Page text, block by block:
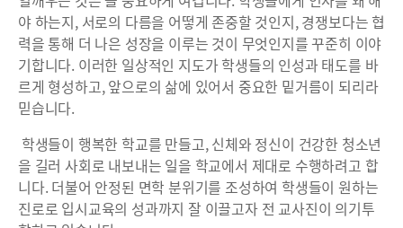
야 하는지, 서로의 다름을 어떻게 존중할 것인지, 경쟁보다는 협
력을 통해 더 나은 성장을 이루는 것이 무엇인지를 꾸준히 이야
기합니다. 이러한 일상적인 지도가 학생들의 인성과 태도를 바
르게 형성하고, 앞으로의 삶에 있어서 중요한 밑거름이 되리라
믿습니다.
학생들이 행복한 학교를 만들고, 신체와 정신이 건강한 청소년
을 길러 사회로 내보내는 일을 학교에서 제대로 수행하려고 합
니다. 더불어 안정된 면학 분위기를 조성하여 학생들이 원하는
진로로 입시교육의 성과까지 잘 이끌고자 전 교사진이 의기투